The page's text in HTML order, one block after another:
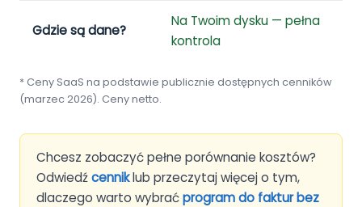
Gdzie są dane?
Na Twoim dysku — pełna
kontrola
* Ceny SaaS na podstawie publicznie dostępnych cenników
(marzec 2026). Ceny netto.
Chcesz zobaczyć pełne porównanie kosztów?
Odwiedźcenniklub przeczytaj więcej o tym,
dlaczego warto wybraćprogram do faktur bez